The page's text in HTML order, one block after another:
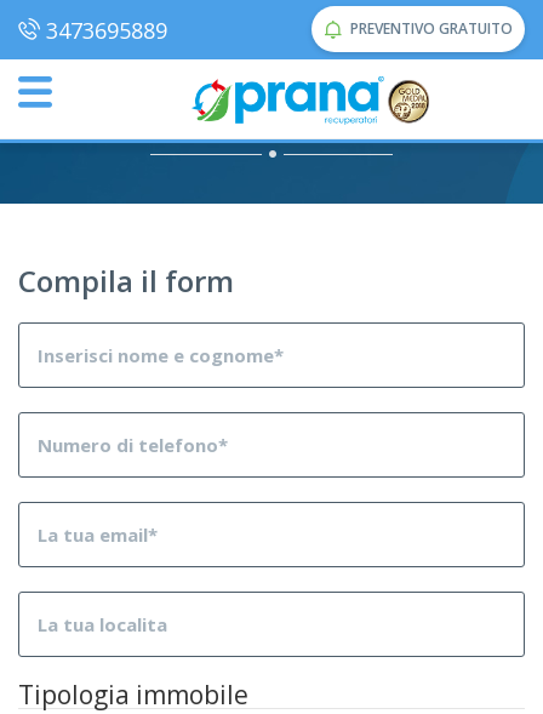
3473695889 PREVENTIVO GRATUITO
Home Menu footer Calcolo dei costi
Calcolo dei costi
Compila il form
Tipologia immobile